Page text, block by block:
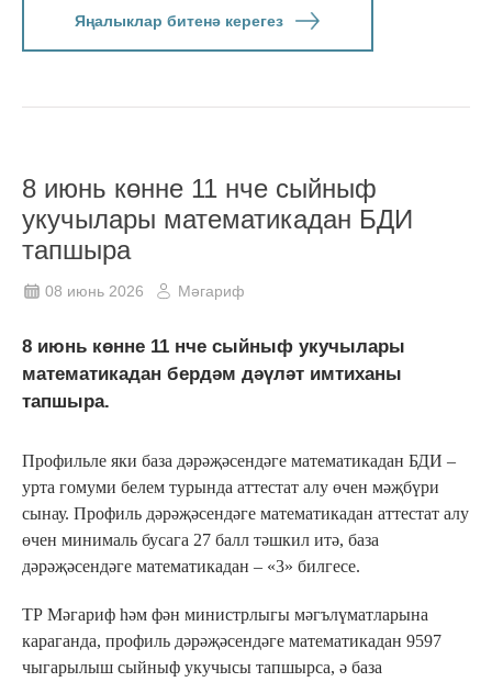
Яңалыклар битенә керегез
8 июнь көнне 11 нче сыйныф
укучылары математикадан БДИ
тапшыра
08 июнь 2026 Мәгариф
8 июнь көнне 11 нче сыйныф укучылары
математикадан бердәм дәүләт имтиханы
тапшыра.
Профильле яки база дәрәҗәсендәге математикадан БДИ –
урта гомуми белем турында аттестат алу өчен мәҗбүри
сынау. Профиль дәрәҗәсендәге математикадан аттестат алу
өчен минималь бусага 27 балл тәшкил итә, база
дәрәҗәсендәге математикадан – «3» билгесе.
ТР Мәгариф һәм фән министрлыгы мәгълүматларына
караганда, профиль дәрәҗәсендәге математикадан 9597
чыгарылыш сыйныф укучысы тапшырса, ә база